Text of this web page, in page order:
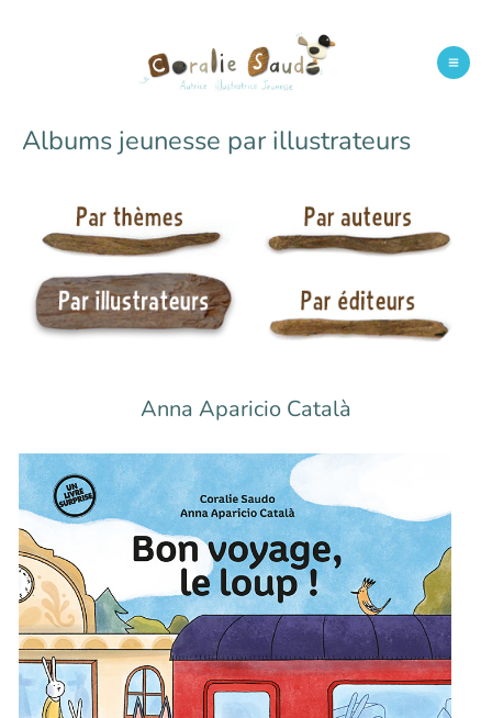
Albums jeunesse par illustrateurs
Anna Aparicio Català